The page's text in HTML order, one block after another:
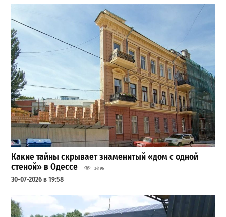
Какие тайны скрывает знаменитый «дом с одной
стеной» в Одессе
34196
30-07-2026 в 19:58